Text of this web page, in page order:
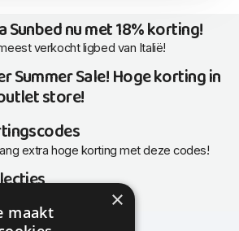
Sunbed nu met 18% korting!
verkocht ligbed van Italië!
Summer Sale! Hoge korting in
store!
extra hoge korting met deze codes!
en populaire collecties
×
maakt